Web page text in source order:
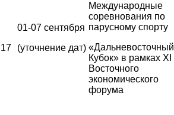
17
01-07 сентября
(уточнение дат)
Международные
соревнования по
парусному спорту
«Дальневосточный
Кубок» в рамках XI
Восточного
экономического
форума